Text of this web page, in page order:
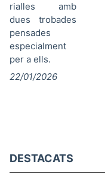
rialles amb
dues trobades
pensades
especialment
per a ells.
22/01/2026
DESTACATS